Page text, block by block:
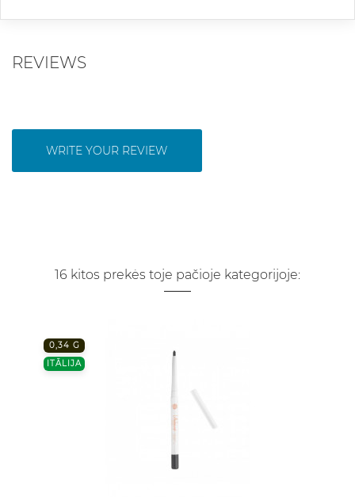
REVIEWS
WRITE YOUR REVIEW
16 kitos prekės toje pačioje kategorijoje:
0,34 G
ITĀLIJA